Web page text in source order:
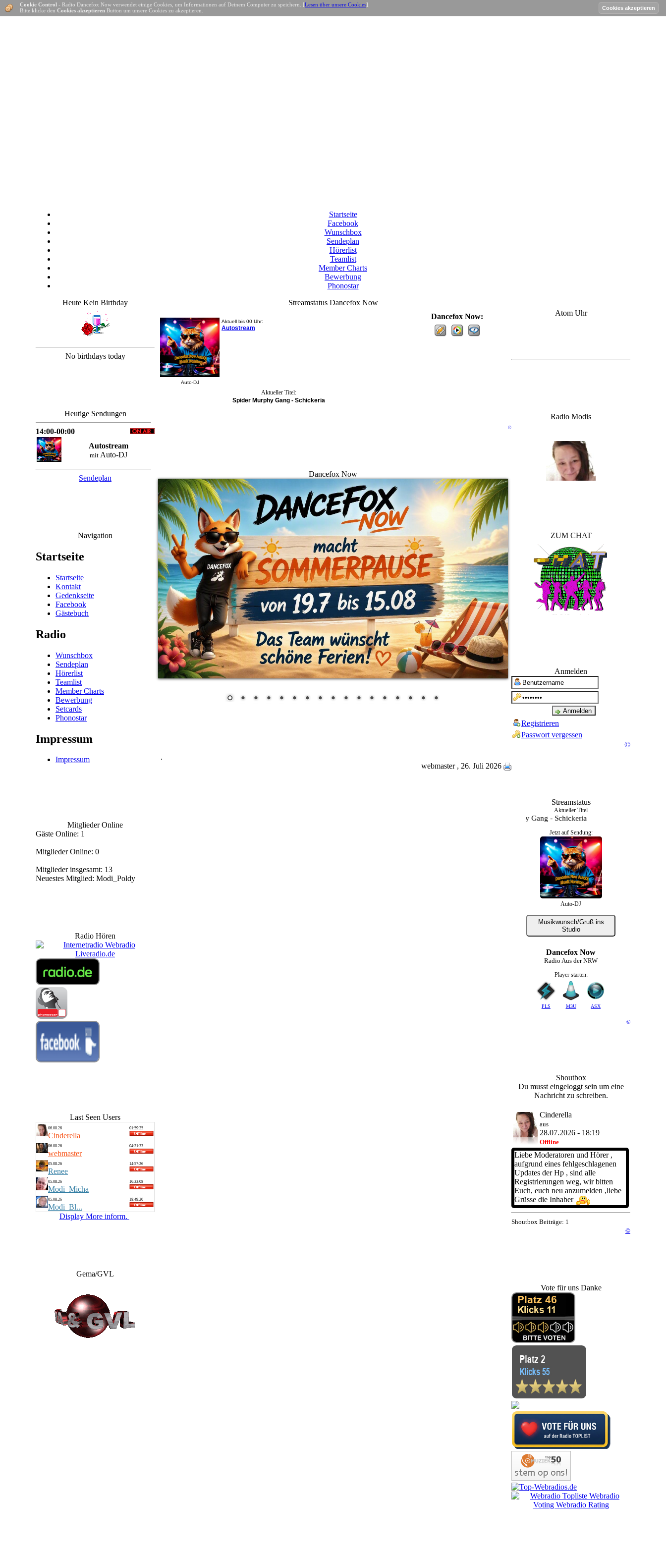
Startseite
Facebook
Wunschbox
Sendeplan
Hörerlist
Teamlist
Member Charts
Bewerbung
Phonostar
Heute Kein Birthday
No birthdays today
Heutige Sendungen
14:00-00:00
Autostream
mit Auto-DJ
Sendeplan
Navigation
Startseite
Startseite
Kontakt
Gedenkseite
Facebook
Gästebuch
Radio
Wunschbox
Sendeplan
Hörerlist
Teamlist
Member Charts
Bewerbung
Setcards
Phonostar
Impressum
Impressum
Mitglieder Online
Gäste Online: 1
Mitglieder Online: 0
Mitglieder insgesamt: 13
Neuestes Mitglied: Modi_Poldy
Radio Hören
Last Seen Users
06.08.26
Cinderella
01:59:25
06.08.26
webmaster
04:21:33
05.08.26
Renee
14:57:26
05.08.26
Modi_Micha
16:33:08
05.08.26
Modi_Bl...
18:49:20
Display More inform.
Gema/GVL
Cookie Control - Radio Dancefox Now verwendet einige Cookies, um Informationen auf Deinem Computer zu speichern. [Lesen über unsere Cookies].
Bitte klicke den Cookies akzeptieren Button um unsere Cookies zu akzeptieren.
Streamstatus Dancefox Now
Auto-DJ
Aktuell bis 00 Uhr:
Autostream
Aktueller Titel:
Spider Murphy Gang - Schickeria
Dancefox Now:
©
Dancefox Now
webmaster
, 26. Juli 2026
Atom Uhr
Radio Modis
Modi-Foxy
Modi_Micha
Modi_Mini
ZUM CHAT
Anmelden
Registrieren
Passwort vergessen
©
Streamstatus
Aktueller Titel
Spider Murphy Gang - Schickeria
Jetzt auf Sendung:
Auto-DJ
Musikwunsch/Gruß ins
Studio
Dancefox Now
Radio Aus der NRW
Player starten:
PLS M3U ASX
©
Shoutbox
Du musst eingeloggt sein um eine
Nachricht zu schreiben.
Cinderella
aus
28.07.2026 - 18:19
Offline
Liebe Moderatoren und Hörer ,
aufgrund eines fehlgeschlagenen
Updates der Hp , sind alle
Registrierungen weg, wir bitten
Euch, euch neu anzumelden ,liebe
Grüsse die Inhaber
Shoutbox Beiträge: 1
©
Vote für uns Danke